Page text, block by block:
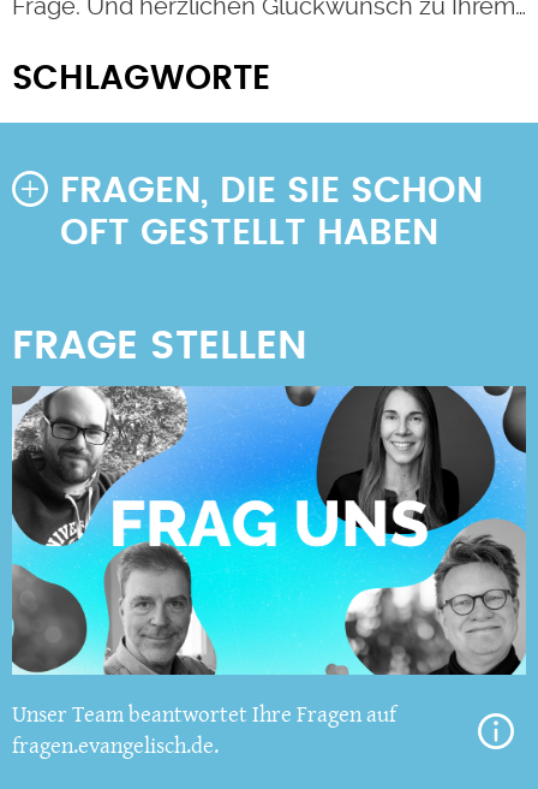
Frage. Und herzlichen Glückwunsch zu Ihrem…
SCHLAGWORTE
FRAGEN, DIE SIE SCHON
OFT GESTELLT HABEN
Unser Team beantwortet Ihre Fragen auf
fragen.evangelisch.de.